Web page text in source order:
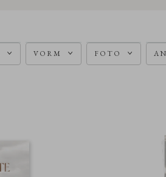
VORM FOTO